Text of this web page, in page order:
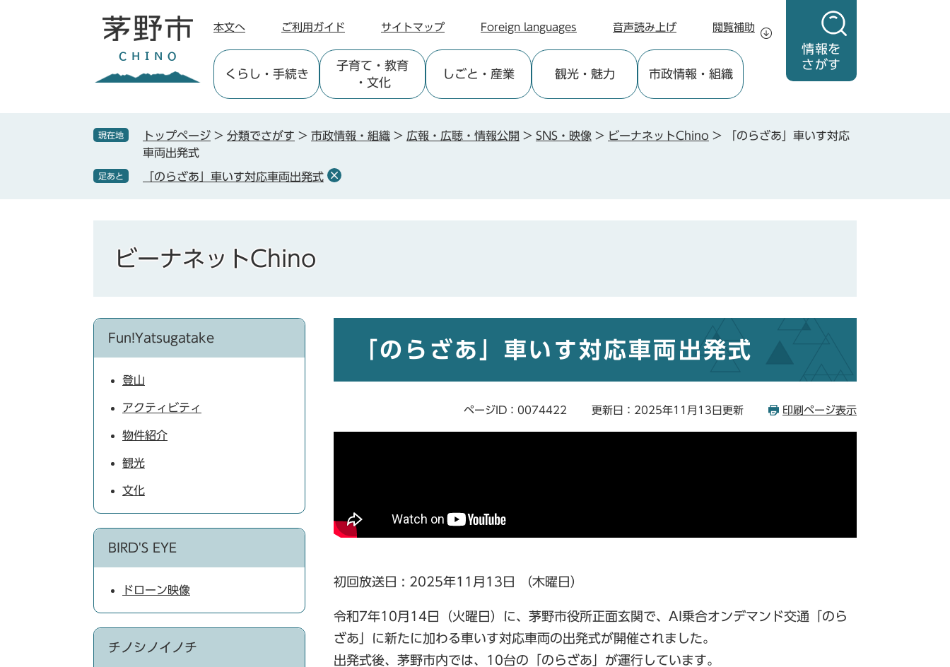
情報を
さがす
本文へ ご利用ガイド サイトマップ Foreign languages 音声読み上げ 閲覧補助
くらし ・手続き
子育て ・教育
・文化
しごと ・産業 観光・魅力 市政情報 ・組織
現在地 トップページ > 分類でさがす > 市政情報・組織 > 広報・広聴・情報公開 > SNS・映像 > ビーナネットChino >
「のらざあ」車いす対応
車両出発式
足あと 「のらざあ」車いす対応車両出発式
ビーナネットChino
「のらざあ」車いす対応車両出発式
ページID：0074422 更新日：2025年11月13日更新 印刷ページ表示
初回放送日 : 2025年11月13日 （木曜日）
令和7年10月14日（火曜日）に、茅野市役所正面玄関で、AI乗合オンデマンド交通「のら
ざあ」に新たに加わる車いす対応車両の出発式が開催されました。
出発式後、茅野市内では、10台の「のらざあ」が運行しています。
Fun!Yatsugatake
登山
アクティビティ
物件紹介
観光
文化
BIRD'S EYE
ドローン映像
チノシノイノチ